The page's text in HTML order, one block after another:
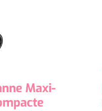
Maxi-